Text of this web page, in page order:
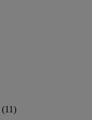
(11)